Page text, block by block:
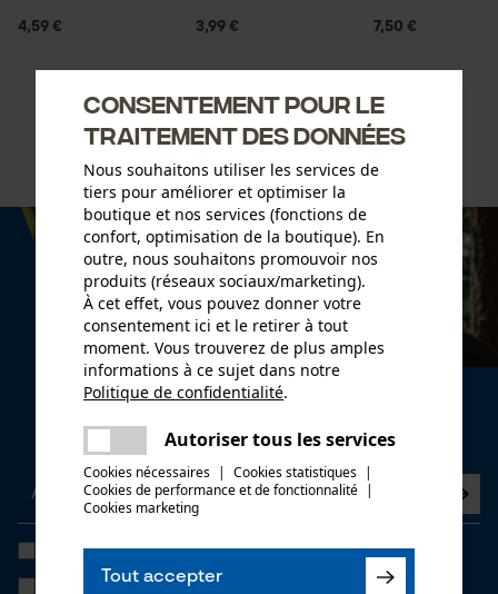
4,59 € 3,99 € 7,50 €
Newsletter
Abonnez-vous maintenant à la newsletter
J'ai lu lapolitique de confidentialitéet je l'accepte. *
Si vous acceptez le tracking personnalisé, nous pourrons vous faire
Consentement pour le
traitement des données
Nous souhaitons utiliser les services de
tiers pour améliorer et optimiser la
boutique et nos services (fonctions de
confort, optimisation de la boutique). En
outre, nous souhaitons promouvoir nos
produits (réseaux sociaux/marketing).
À cet effet, vous pouvez donner votre
consentement ici et le retirer à tout
moment. Vous trouverez de plus amples
informations à ce sujet dans notre
Politique de confidentialité.
Autoriser tous les services
Cookies nécessaires | Cookies statistiques |
Cookies de performance et de fonctionnalité |
Cookies marketing
Tout accepter
Une erreur s'est produite. Veuillez
essayer encore.
partager
partager
mail